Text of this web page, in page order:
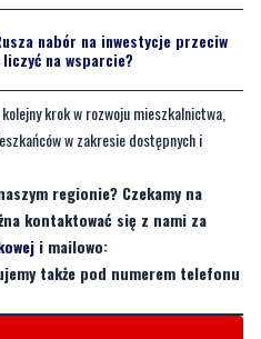
nabór na inwestycje przeciw
liczyć na wsparcie?
krok w rozwoju mieszkalnictwa,
w zakresie dostępnych i
regionie? Czekamy na
kontaktować się z nami za
i mailowo:
także pod numerem telefonu